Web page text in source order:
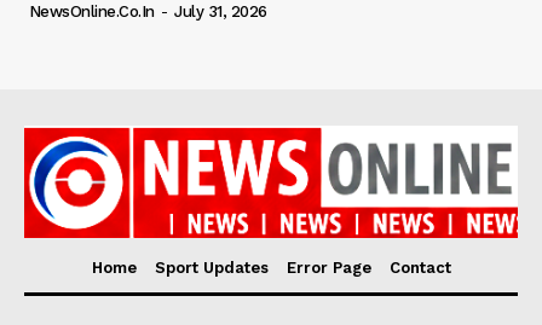
NewsOnline.co.in - July 31, 2026
Home Sport Updates Error Page Contact